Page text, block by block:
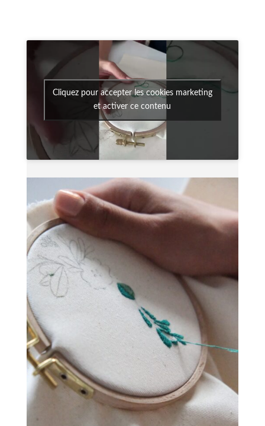
Cliquez pour accepter les cookies marketing
et activer ce contenu